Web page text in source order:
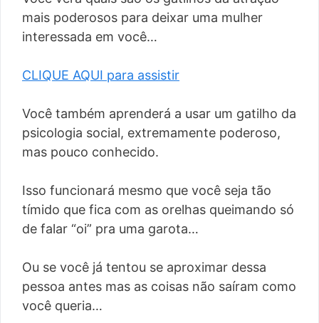
mais poderosos para deixar uma mulher
interessada em você…
CLIQUE AQUI para assistir
Você também aprenderá a usar um gatilho da
psicologia social, extremamente poderoso,
mas pouco conhecido.
Isso funcionará mesmo que você seja tão
tímido que fica com as orelhas queimando só
de falar “oi” pra uma garota…
Ou se você já tentou se aproximar dessa
pessoa antes mas as coisas não saíram como
você queria…